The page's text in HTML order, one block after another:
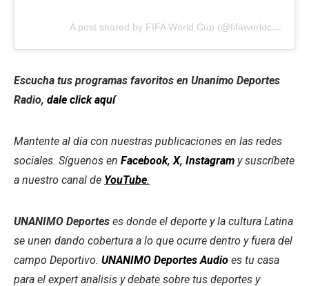
A post shared by FIFA World Cup (@fifaworldcup)
Escucha tus programas favoritos en Unanimo Deportes
Radio, dale click aquí
Mantente al día con nuestras publicaciones en las redes
sociales. Síguenos en Facebook, X, Instagram y suscríbete
a nuestro canal de YouTube.
UNANIMO Deportes es donde el deporte y la cultura Latina
se unen dando cobertura a lo que ocurre dentro y fuera del
campo Deportivo. UNANIMO Deportes Audio es tu casa
para el expert analisis y debate sobre tus deportes y